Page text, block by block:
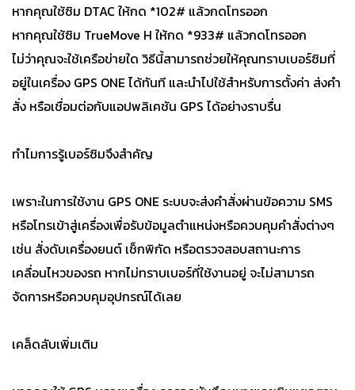
หากคุณใช้ซิม DTAC ให้กด *102# แล้วกดโทรออก
หากคุณใช้ซิม TrueMove H ให้กด *933# แล้วกดโทรออก
ไม่ว่าคุณจะใช้เครือข่ายใด วิธีนี้สามารถช่วยให้คุณทราบเบอร์ซิมที่
อยู่ในเครื่อง GPS ONE ได้ทันที และนำไปใช้สำหรับการตั้งค่า ส่งคำ
สั่ง หรือเชื่อมต่อกับแอปพลิเคชัน GPS ได้อย่างราบรื่น
ทำไมการรู้เบอร์ซิมจึงสำคัญ
เพราะในการใช้งาน GPS ONE ระบบจะส่งคำสั่งผ่านข้อความ SMS
หรือโทรเข้าสู่เครื่องเพื่อรับข้อมูลตำแหน่งหรือควบคุมคำสั่งต่างๆ
เช่น สั่งดับเครื่องยนต์ เช็กพิกัด หรือตรวจสอบสถานะการ
เคลื่อนไหวของรถ หากไม่ทราบเบอร์ที่ใช้งานอยู่ จะไม่สามารถ
จัดการหรือควบคุมอุปกรณ์ได้เลย
เคล็ดลับเพิ่มเติม